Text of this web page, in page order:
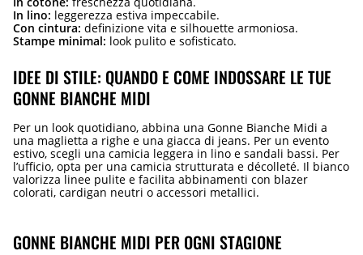
In lino: leggerezza estiva impeccabile.
Con cintura: definizione vita e silhouette armoniosa.
Stampe minimal: look pulito e sofisticato.
IDEE DI STILE: QUANDO E COME INDOSSARE LE TUE
GONNE BIANCHE MIDI
Per un look quotidiano, abbina una Gonne Bianche Midi a
una maglietta a righe e una giacca di jeans. Per un evento
estivo, scegli una camicia leggera in lino e sandali bassi. Per
l’ufficio, opta per una camicia strutturata e décolleté. Il bianco
valorizza linee pulite e facilita abbinamenti con blazer
colorati, cardigan neutri o accessori metallici.
GONNE BIANCHE MIDI PER OGNI STAGIONE